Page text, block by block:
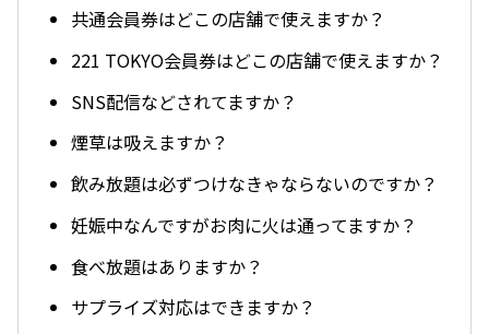
共通会員券はどこの店舗で使えますか？
221 TOKYO会員券はどこの店舗で使えますか？
SNS配信などされてますか？
煙草は吸えますか？
飲み放題は必ずつけなきゃならないのですか？
妊娠中なんですがお肉に火は通ってますか？
食べ放題はありますか？
サプライズ対応はできますか？